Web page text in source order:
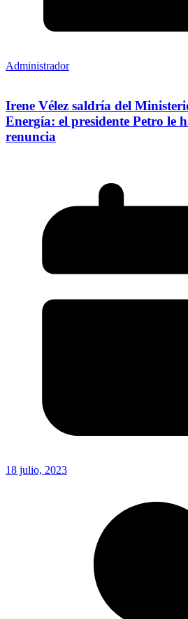
Administrador
Irene Vélez saldría del
Energía: el presidente Petro le
renuncia
18 julio, 2023